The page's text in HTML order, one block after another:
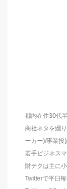
都内在住30代
商社ネタを綴
ーカー)/事業投
若手ビジネス
財テクは主に
Twitterで平日